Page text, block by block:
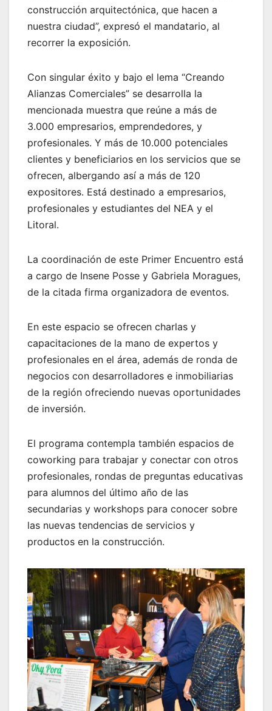
construcción arquitectónica, que hacen a
nuestra ciudad”, expresó el mandatario, al
recorrer la exposición.
Con singular éxito y bajo el lema “Creando
Alianzas Comerciales” se desarrolla la
mencionada muestra que reúne a más de
3.000 empresarios, emprendedores, y
profesionales. Y más de 10.000 potenciales
clientes y beneficiarios en los servicios que se
ofrecen, albergando así a más de 120
expositores. Está destinado a empresarios,
profesionales y estudiantes del NEA y el
Litoral.
La coordinación de este Primer Encuentro está
a cargo de Insene Posse y Gabriela Moragues,
de la citada firma organizadora de eventos.
En este espacio se ofrecen charlas y
capacitaciones de la mano de expertos y
profesionales en el área, además de ronda de
negocios con desarrolladores e inmobiliarias
de la región ofreciendo nuevas oportunidades
de inversión.
El programa contempla también espacios de
coworking para trabajar y conectar con otros
profesionales, rondas de preguntas educativas
para alumnos del último año de las
secundarias y workshops para conocer sobre
las nuevas tendencias de servicios y
productos en la construcción.